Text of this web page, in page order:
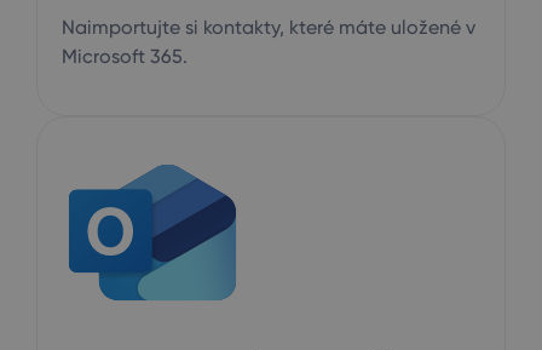
Naimportujte si kontakty, které máte uložené v
Microsoft 365.